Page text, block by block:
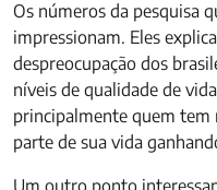
Os números da pesquisa
impressionam. Eles
despreocupação dos
níveis de qualidade de
principalmente quem tem
parte de sua vida
Um outro ponto